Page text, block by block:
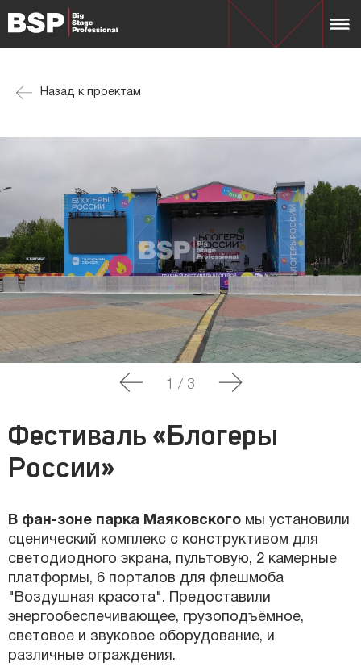
Назад к проектам
1 / 3
Фестиваль «Блогеры
России»
В фан-зоне парка Маяковского мы установили
сценический комплекс с конструктивом для
светодиодного экрана, пультовую, 2 камерные
платформы, 6 порталов для флешмоба
"Воздушная красота". Предоставили
энергообеспечивающее, грузоподъёмное,
световое и звуковое оборудование, и
различные ограждения.